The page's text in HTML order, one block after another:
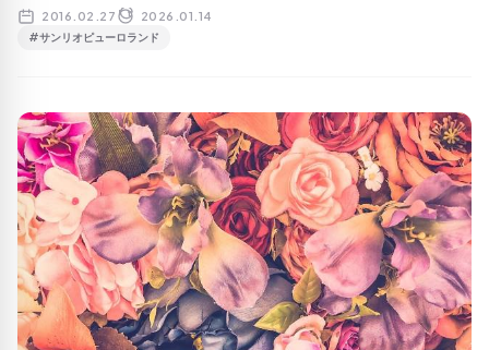
2016.02.27 2026.01.14
#サンリオピューロランド